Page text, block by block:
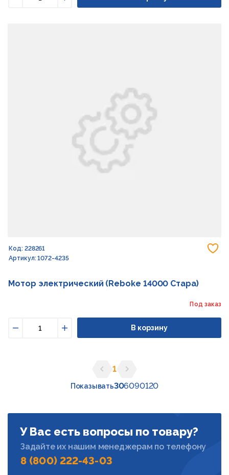
Увеличить
Код: 228261
Артикул: 1072-4235
Мотор электрический (Reboke 14000 Стара)
Под заказ
Увеличить
В корзину
Предыдущая страница
1
Следующая страница
Показывать306090120
У Вас есть вопросы по товару?
Задайте их нашим менеджерам по телефону
8 (800) 222-43-03